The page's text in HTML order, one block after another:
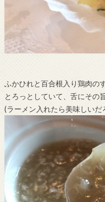
ふかひれと百合根入り鶏肉の
とろっとしていて、舌にその
(ラーメン入れたら美味しい